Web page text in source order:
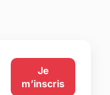
Je
m’inscris